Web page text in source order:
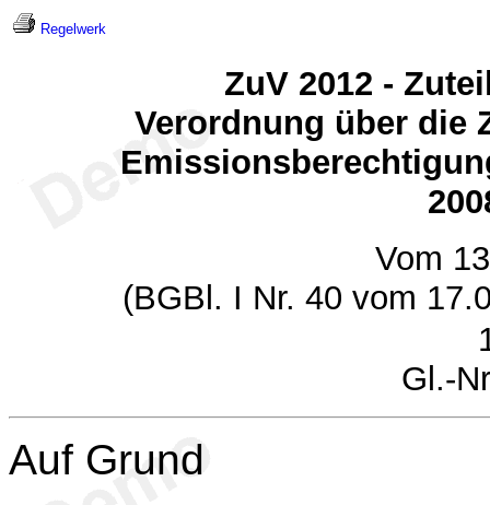
Regelwerk
ZuV 2012 -
Verordnung über die
Vom
(BGBl. I Nr. 40 vom
Gl.-
Auf Grund